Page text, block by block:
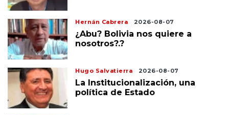
Hernán Cabrera 2026-08-07
¿Abu? Bolivia nos quiere a
nosotros?.?
Hugo Salvatierra 2026-08-07
La Institucionalización, una
política de Estado